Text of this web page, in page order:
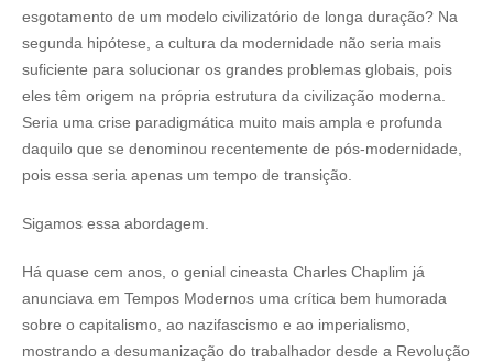
esgotamento de um modelo civilizatório de longa duração? Na
segunda hipótese, a cultura da modernidade não seria mais
suficiente para solucionar os grandes problemas globais, pois
eles têm origem na própria estrutura da civilização moderna.
Seria uma crise paradigmática muito mais ampla e profunda
daquilo que se denominou recentemente de pós-modernidade,
pois essa seria apenas um tempo de transição.
Sigamos essa abordagem.
Há quase cem anos, o genial cineasta Charles Chaplim já
anunciava em Tempos Modernos uma crítica bem humorada
sobre o capitalismo, ao nazifascismo e ao imperialismo,
mostrando a desumanização do trabalhador desde a Revolução